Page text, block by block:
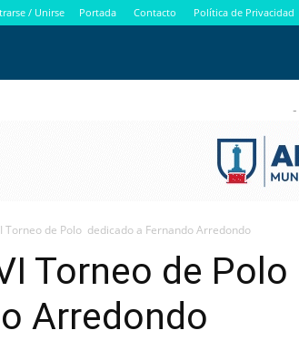
/ Unirse Portada Contacto Política de Privacidad
-
Torneo de Polo dedicado a Fernando Arredondo
Torneo de
Arredondo